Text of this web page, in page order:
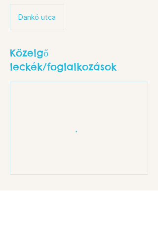
Dankó utca
Közelgő
leckék/foglalkozások